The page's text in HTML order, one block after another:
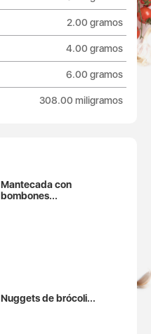
2.00 gramos
4.00 gramos
6.00 gramos
308.00 miligramos
Mantecada con
bombones...
Nuggets de brócoli...